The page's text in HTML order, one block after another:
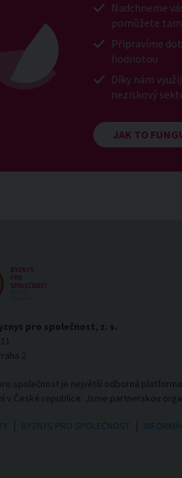
Nadchneme
pomůžete
Připravíme
hodnotou
Díky nám
neziskový
JAK TO
pro společnost, z. s.
2
společnost je největší odborná
v České republice. Jsme partnerskou
BYZNYS PRO SPOLEČNOST